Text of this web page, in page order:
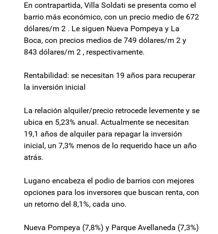
En contrapartida, Villa Soldati se presenta como el
barrio más económico, con un precio medio de 672
dólares/m 2 . Le siguen Nueva Pompeya y La
Boca, con precios medios de 749 dólares/m 2 y
843 dólares/m 2 , respectivamente.
Rentabilidad: se necesitan 19 años para recuperar
la inversión inicial
La relación alquiler/precio retrocede levemente y se
ubica en 5,23% anual. Actualmente se necesitan
19,1 años de alquiler para repagar la inversión
inicial, un 7,3% menos de lo requerido hace un año
atrás.
Lugano encabeza el podio de barrios con mejores
opciones para los inversores que buscan renta, con
un retorno del 8,1%, cada uno.
Nueva Pompeya (7,8%) y Parque Avellaneda (7,3%)